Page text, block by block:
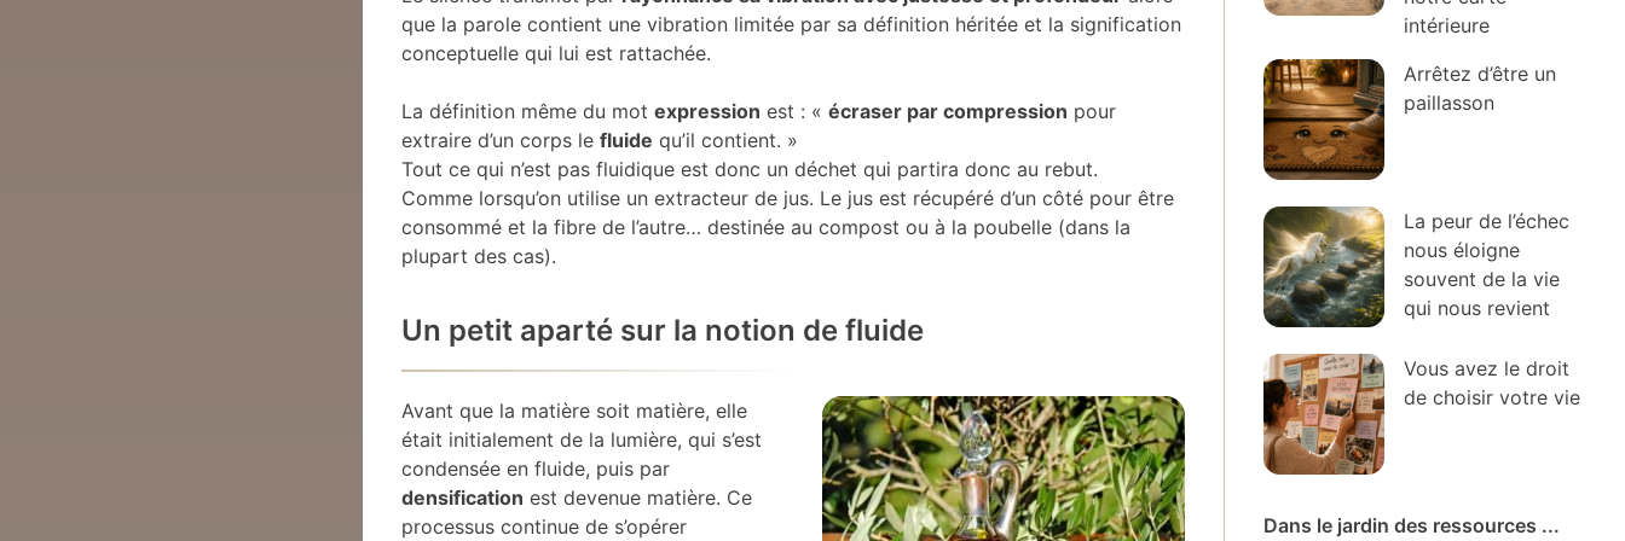
que la parole contient une vibration limitée par sa définition héritée et la signification
conceptuelle qui lui est rattachée.
La définition même du mot expression est : « écraser par compression pour
extraire d’un corps le fluide qu’il contient. »
Tout ce qui n’est pas fluidique est donc un déchet qui partira donc au rebut.
Comme lorsqu’on utilise un extracteur de jus. Le jus est récupéré d’un côté pour être
consommé et la fibre de l’autre… destinée au compost ou à la poubelle (dans la
plupart des cas).
Un petit aparté sur la notion de fluide
Avant que la matière soit matière, elle
était initialement de la lumière, qui s’est
condensée en fluide, puis par
densification est devenue matière. Ce
processus continue de s’opérer
intérieure
Arrêtez d’être un
paillasson
La peur de l’échec
nous éloigne
souvent de la vie
qui nous revient
Vous avez le droit
de choisir votre vie
Dans le jardin des ressources ...